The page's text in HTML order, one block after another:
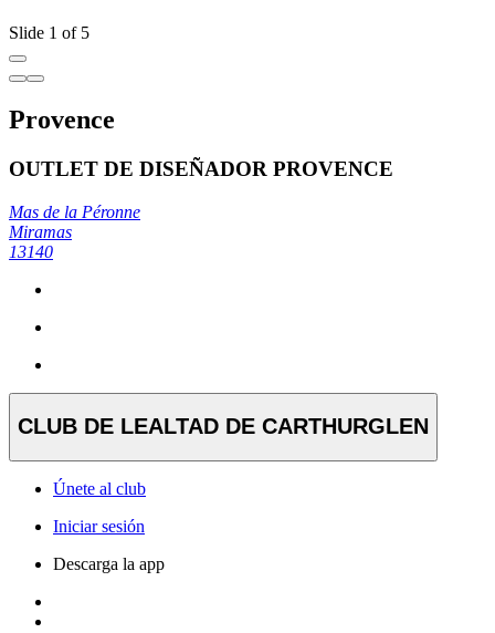
Slide 1 of 5
Provence
OUTLET DE DISEÑADOR PROVENCE
Mas de la Péronne
Miramas
13140
CLUB DE LEALTAD DE CARTHURGLEN
Únete al club
Iniciar sesión
Descarga la app